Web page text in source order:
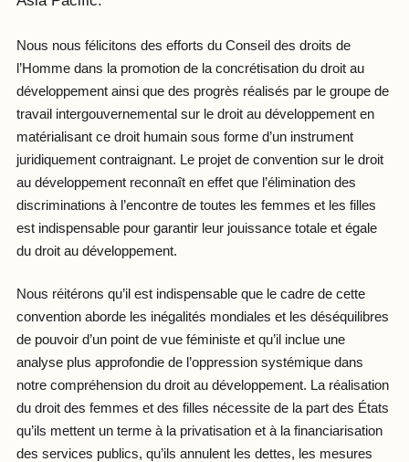
Nous nous félicitons des efforts du Conseil des droits de
l’Homme dans la promotion de la concrétisation du droit au
développement ainsi que des progrès réalisés par le groupe de
travail intergouvernemental sur le droit au développement en
matérialisant ce droit humain sous forme d’un instrument
juridiquement contraignant. Le projet de convention sur le droit
au développement reconnaît en effet que l’élimination des
discriminations à l’encontre de toutes les femmes et les filles
est indispensable pour garantir leur jouissance totale et égale
du droit au développement.
Nous réitérons qu’il est indispensable que le cadre de cette
convention aborde les inégalités mondiales et les déséquilibres
de pouvoir d’un point de vue féministe et qu’il inclue une
analyse plus approfondie de l’oppression systémique dans
notre compréhension du droit au développement. La réalisation
du droit des femmes et des filles nécessite de la part des États
qu’ils mettent un terme à la privatisation et à la financiarisation
des services publics, qu’ils annulent les dettes, les mesures